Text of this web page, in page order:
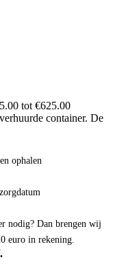
tot €625.00
container. De
ophalen
nodig? Dan brengen wij
euro in rekening.